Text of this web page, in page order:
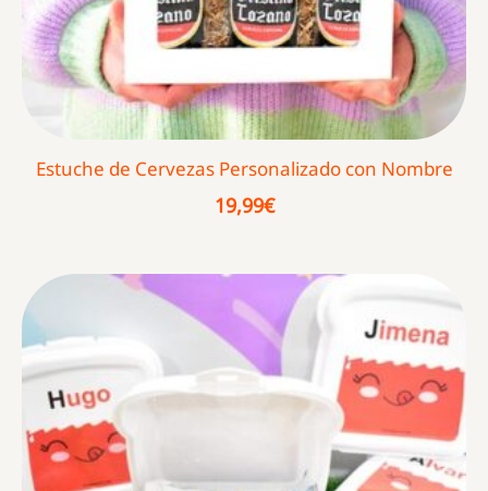
Estuche de Cervezas Personalizado con Nombre
19,99€